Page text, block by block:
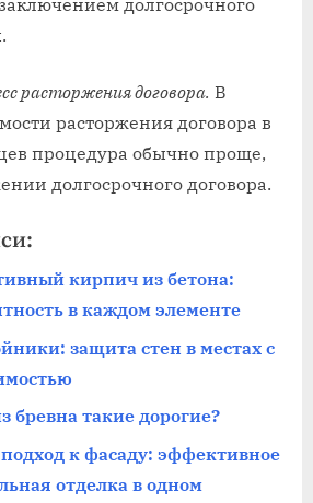
долгосрочного
расторжения договора. В
расторжения договора в
процедура обычно проще,
долгосрочного договора.
кирпич из бетона:
в каждом элементе
защита стен в местах с
бревна такие дорогие?
к фасаду: эффективное
отделка в одном